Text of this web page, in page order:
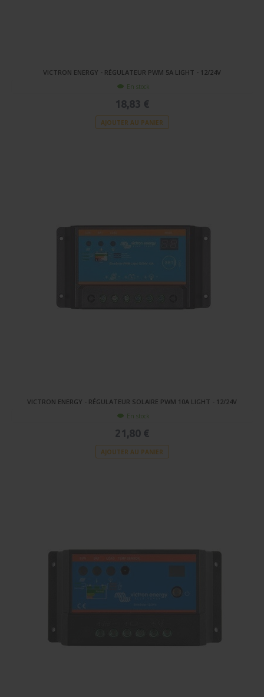
VICTRON ENERGY - RÉGULATEUR PWM 5A LIGHT - 12/24V
En stock
18,83 €
AJOUTER AU PANIER
VICTRON ENERGY - RÉGULATEUR SOLAIRE PWM 10A LIGHT - 12/24V
En stock
21,80 €
AJOUTER AU PANIER